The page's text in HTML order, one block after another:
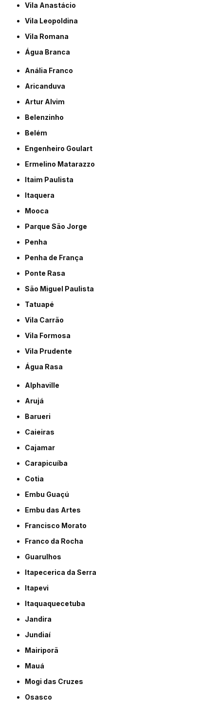
Vila Anastácio
Vila Leopoldina
Vila Romana
Água Branca
Anália Franco
Aricanduva
Artur Alvim
Belenzinho
Belém
Engenheiro Goulart
Ermelino Matarazzo
Itaim Paulista
Itaquera
Mooca
Parque São Jorge
Penha
Penha de França
Ponte Rasa
São Miguel Paulista
Tatuapé
Vila Carrão
Vila Formosa
Vila Prudente
Água Rasa
Alphaville
Arujá
Barueri
Caieiras
Cajamar
Carapicuíba
Cotia
Embu Guaçú
Embu das Artes
Francisco Morato
Franco da Rocha
Guarulhos
Itapecerica da Serra
Itapevi
Itaquaquecetuba
Jandira
Jundiaí
Mairiporã
Mauá
Mogi das Cruzes
Osasco